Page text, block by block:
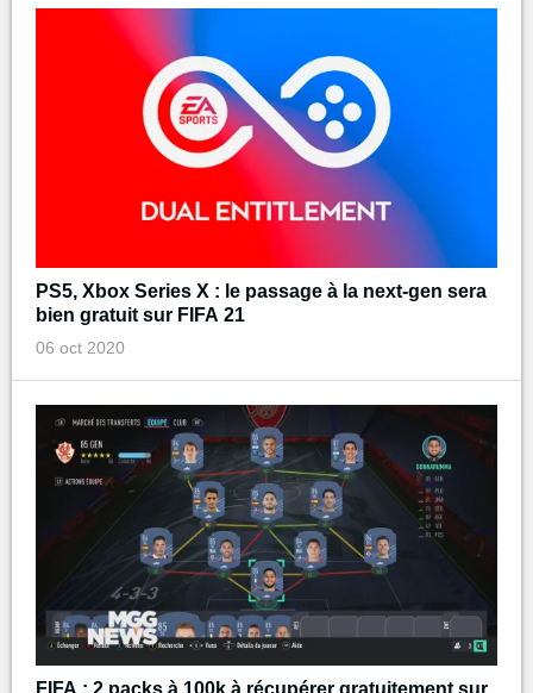
PS5, Xbox Series X : le passage à la next-gen sera
bien gratuit sur FIFA 21
06 oct 2020
FIFA : 2 packs à 100k à récupérer gratuitement sur